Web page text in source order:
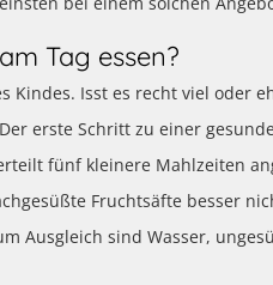
Tag essen?
Kindes. Isst es recht viel oder
erste Schritt zu einer
fünf kleinere Mahlzeiten
Fruchtsäfte besser
Ausgleich sind Wasser,